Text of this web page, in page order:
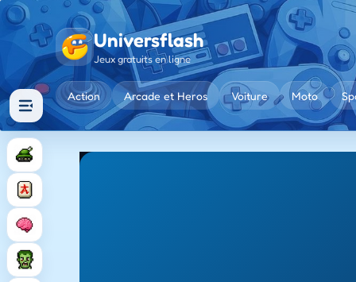
Universflash
Jeux gratuits en ligne
Action Arcade et Heros Voiture Moto